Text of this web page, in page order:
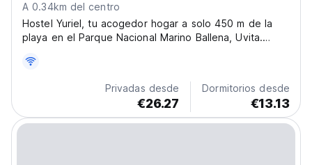
A 0.34km del centro
Hostel Yuriel, tu acogedor hogar a solo 450 m de la
playa en el Parque Nacional Marino Ballena, Uvita.
social, perfecta para aventureros. (Auto-translated
Privadas desde
€26.27
Dormitorios desde
€13.13